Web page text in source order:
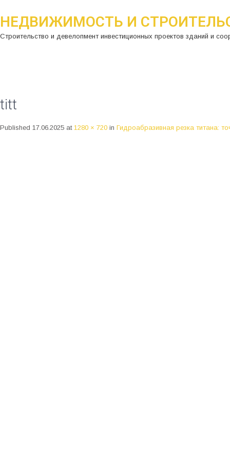
НЕДВИЖИМОСТЬ И
Строительство и девелопмент инвестиционных проектов зданий и
titt
Published 17.06.2025 at 1280 × 720 in Гидроабразивная резка титана: